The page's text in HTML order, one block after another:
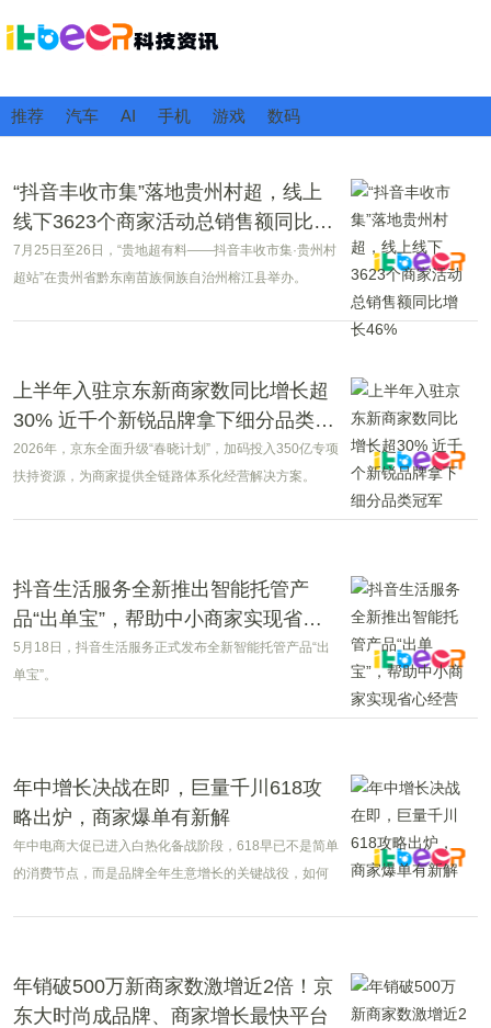
推荐 汽车 AI 手机 游戏 数码
“抖音丰收市集”落地贵州村超，线上
线下3623个商家活动总销售额同比增
长46%
7月25日至26日，“贵地超有料——抖音丰收市集·贵州村
超站”在贵州省黔东南苗族侗族自治州榕江县举办。
上半年入驻京东新商家数同比增长超
30% 近千个新锐品牌拿下细分品类冠
军
2026年，京东全面升级“春晓计划”，加码投入350亿专项
扶持资源，为商家提供全链路体系化经营解决方案。
抖音生活服务全新推出智能托管产
品“出单宝”，帮助中小商家实现省心
经营
5月18日，抖音生活服务正式发布全新智能托管产品“出
单宝”。
年中增长决战在即，巨量千川618攻
略出炉，商家爆单有新解
年中电商大促已进入白热化备战阶段，618早已不是简单
的消费节点，而是品牌全年生意增长的关键战役，如何
年销破500万新商家数激增近2倍！京
东大时尚成品牌、商家增长最快平台